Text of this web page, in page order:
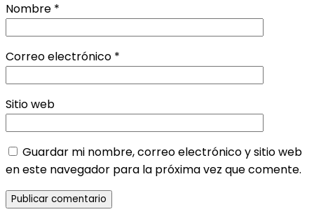
Nombre *
Correo electrónico *
Sitio web
Guardar mi nombre, correo electrónico y sitio web
en este navegador para la próxima vez que comente.